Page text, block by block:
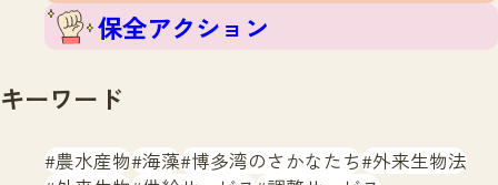
保全アクション
キーワード
農水産物 海藻 博多湾のさかなたち 外来生物法